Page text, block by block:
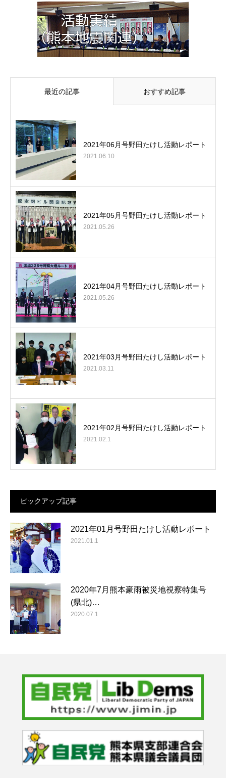
最近の記事 おすすめ記事
2021年06月号野田たけし活動レポート
2021.06.10
2021年05月号野田たけし活動レポート
2021.05.26
2021年04月号野田たけし活動レポート
2021.05.26
2021年03月号野田たけし活動レポート
2021.03.11
2021年02月号野田たけし活動レポート
2021.02.1
ピックアップ記事
2021年01月号野田たけし活動レポート
2021.01.1
2020年7月熊本豪雨被災地視察特集号
(県北)…
2020.07.1